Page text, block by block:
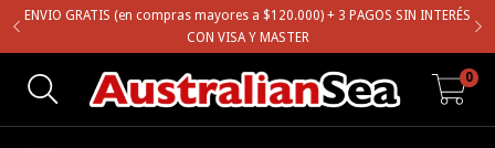
ENVIO GRATIS (en compras mayores a $120.000) + 3 PAGOS SIN INTERÉS
CON VISA Y MASTER
0